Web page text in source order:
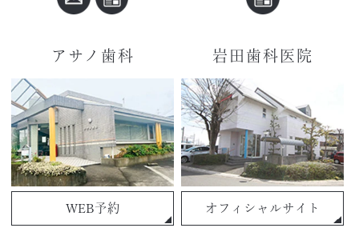
アサノ歯科
WEB予約
岩田歯科医院
オフィシャルサイト